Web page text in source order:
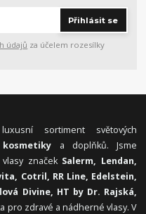
Přihlásit se
údajů za účelem rozesílky
sortiment světových
a doplňků. Jsme
značek Salerm, Lendan,
Cotril, RR Line, Edelstein,
Divine, HT by Dr. Rajská,
pro zdravé a nádherné vlasy. V